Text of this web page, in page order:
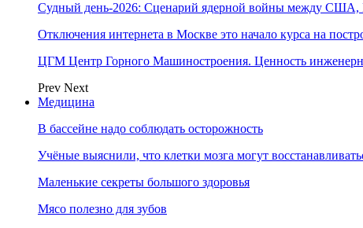
Судный день-2026: Сценарий ядерной войны между США,
Отключения интернета в Москве это начало курса на
ЦГМ Центр Горного Машиностроения. Ценность
Prev Next
Медицина
В бассейне надо соблюдать осторожность
Учёные выяснили, что клетки мозга могут
Маленькие секреты большого здоровья
Мясо полезно для зубов